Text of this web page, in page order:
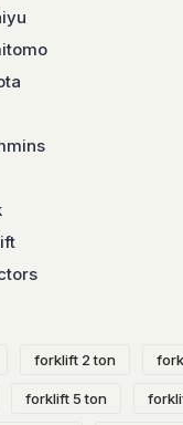
forklift 2 ton
forklift 5 ton